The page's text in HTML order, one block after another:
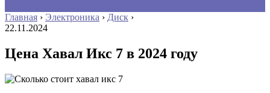
Главная › Электроника › Диск ›
22.11.2024
Цена Хавал Икс 7 в 2024 году